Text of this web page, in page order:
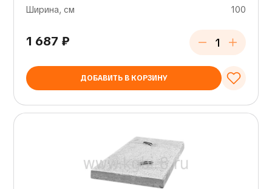
Ширина, см
100
1 687 ₽
ДОБАВИТЬ В КОРЗИНУ